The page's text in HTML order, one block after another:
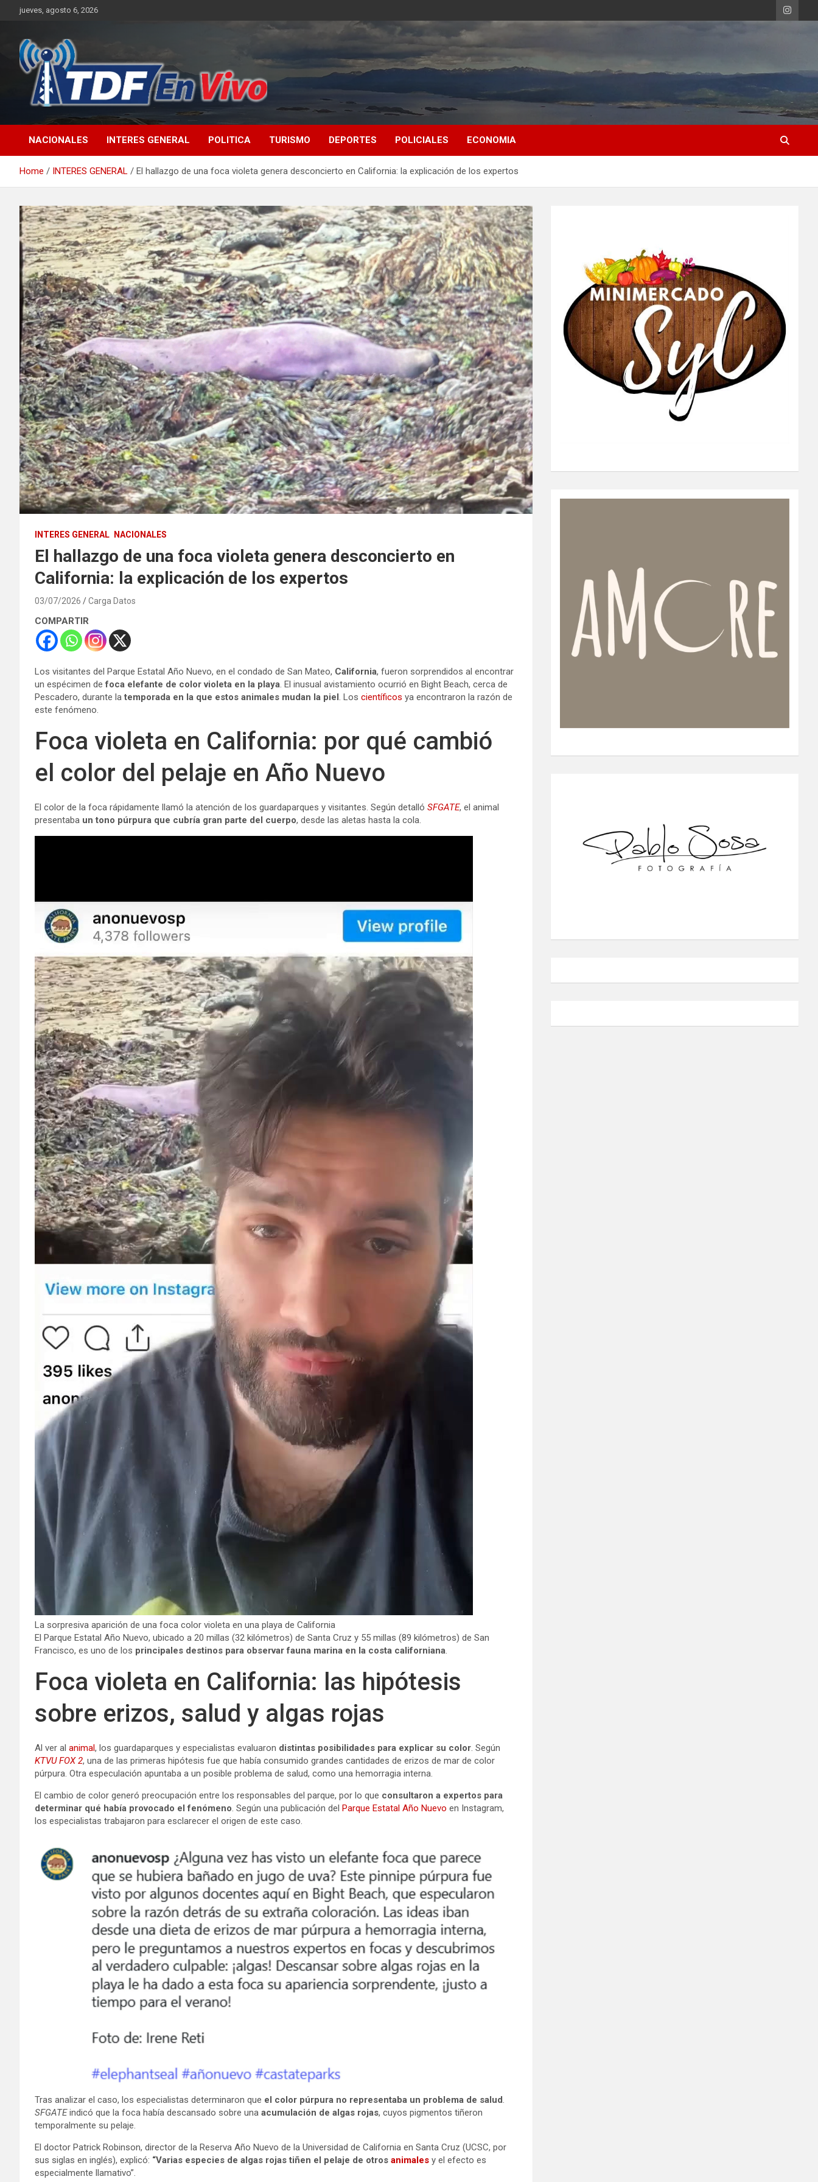
jueves, agosto 6, 2026
NACIONALES INTERES GENERAL POLITICA TURISMO DEPORTES POLICIALES ECONOMIA
Home INTERES GENERAL El hallazgo de una foca violeta genera desconcierto en California: la explicación de los expertos
INTERES GENERAL NACIONALES
El hallazgo de una foca violeta genera desconcierto en
California: la explicación de los expertos
03/07/2026 Carga Datos
COMPARTIR
Los visitantes del Parque Estatal Año Nuevo, en el condado de San Mateo, California, fueron sorprendidos al encontrar
un espécimen defoca elefante de color violeta en la playa. El inusual avistamiento ocurrió en Bight Beach, cerca de
Pescadero, durante latemporada en la que estos animales mudan la piel. Los científicos ya encontraron la razón de
este fenómeno.
Foca violeta en California: por qué cambió
el color del pelaje en Año Nuevo
El color de la foca rápidamente llamó la atención de los guardaparques y visitantes. Según detalló SFGATE, el animal
presentaba un tono púrpura que cubría gran parte del cuerpo, desde las aletas hasta la cola.
La sorpresiva aparición de una foca color violeta en una playa de California
El Parque Estatal Año Nuevo, ubicado a 20 millas (32 kilómetros) de Santa Cruz y 55 millas (89 kilómetros) de San
Francisco, es uno de los principales destinos para observar fauna marina en la costa californiana.
Foca violeta en California: las hipótesis
sobre erizos, salud y algas rojas
Al ver al animal, los guardaparques y especialistas evaluaron distintas posibilidades para explicar su color. Según
KTVU FOX 2, una de las primeras hipótesis fue que había consumido grandes cantidades de erizos de mar de color
púrpura. Otra especulación apuntaba a un posible problema de salud, como una hemorragia interna.
El cambio de color generó preocupación entre los responsables del parque, por lo que consultaron a expertos para
determinar qué había provocado el fenómeno. Según una publicación del Parque Estatal Año Nuevo en Instagram,
los especialistas trabajaron para esclarecer el origen de este caso.
Tras analizar el caso, los especialistas determinaron que el color púrpura no representaba un problema de salud.
SFGATEindicó que la foca había descansado sobre una acumulación de algas rojas, cuyos pigmentos tiñeron
temporalmente su pelaje.
El doctor Patrick Robinson, director de la Reserva Año Nuevo de la Universidad de California en Santa Cruz (UCSC, por
sus siglas en inglés), explicó: “Varias especies de algas rojas tiñen el pelaje de otros animales y el efecto es
especialmente llamativo”.